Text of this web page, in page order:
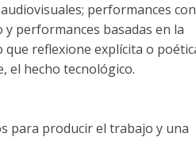
performances
performances basadas en la
reflexione explícita o
el hecho tecnológico.
para producir el trabajo y una